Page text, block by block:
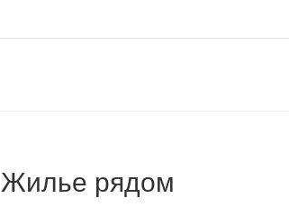
Жилье рядом